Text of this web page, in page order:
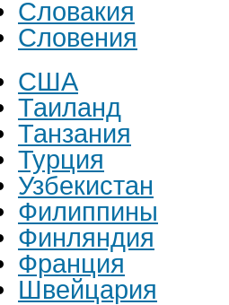
Словакия
Словения
США
Таиланд
Танзания
Турция
Узбекистан
Филиппины
Финляндия
Франция
Швейцария